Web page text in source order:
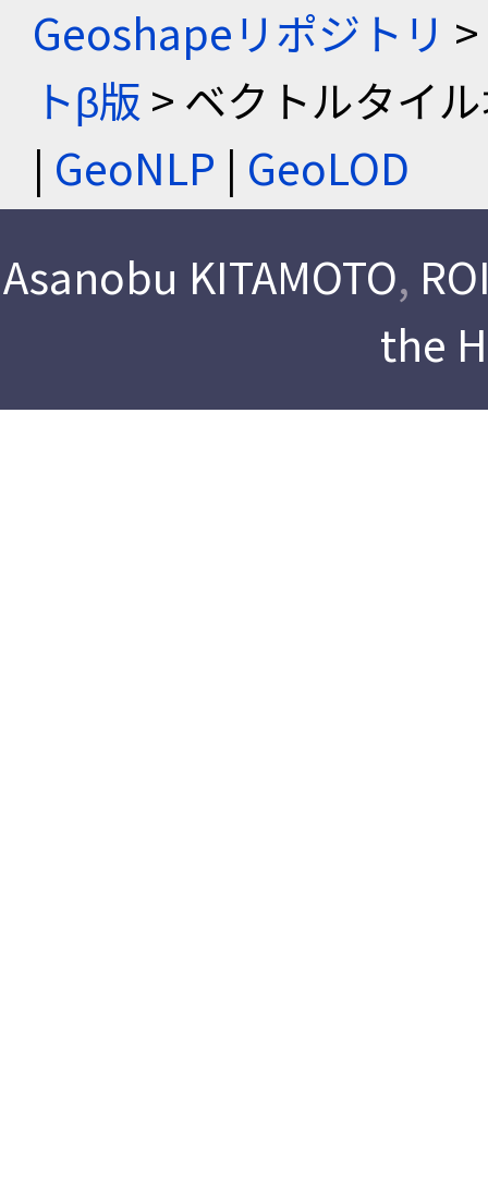
Geoshapeリポジトリ >
トβ版 > ベクトルタイ
| GeoNLP | GeoLOD
Asanobu KITAMOTO,
the